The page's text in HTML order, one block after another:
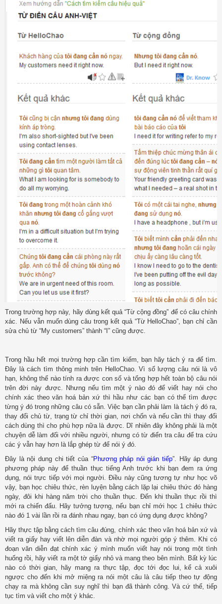
Trong trường hợp này, hãy dùng kết quả “Từ cộng đồng” để có câu chính
xác. Nếu vẫn muốn dùng câu trong kết quả “Từ HelloChao”, bạn chỉ cần
sửa chủ từ “My customers” thành “I” cũng được.
Trong hầu hết mọi trường hợp cần tìm kiếm, bạn hãy tách ý ra để tìm.
Đây là cách tìm thông minh trên HelloChao. Vì số lượng câu nói là vô
hạn, không thể nào tính ra được con số và tổng hợp hết toàn bộ câu nói
trên đời này được. Nhưng nếu tìm một ý nào đó để viết hay nói cho
chính xác theo văn hoá bản xứ thì hầu như các bạn có thể tìm được
từng ý đó trong những câu có sẵn. Việc bạn cần phải làm là tách ý đó ra,
thay đổi chủ từ, trạng từ chỉ thời gian, nơi chốn và nếu cần thì thay đổi
cách dùng thì cho phù hợp nữa là được. Dĩ nhiên đây không phải là một
chuyện dễ làm đối với nhiều người, nhưng có từ điển tra câu để tra cứu
các ý vẫn hay hơn là lắp ghép từ để nói ý đó.
Đây là nội dung chi tiết của “Phương pháp nói gián tiếp”. Hãy áp dụng
phương pháp này để thuần thục tiếng Anh trước khi bạn đem ra ứng
dụng, nói trực tiếp với mọi người. Điều này cũng tương tự như học võ
vậy, bạn học chiêu thức, rèn luyện bằng cách lặp lại chiêu thức đó hàng
ngày, đôi khi hàng năm trời cho thuần thục. Đến khi thuần thục rồi thì
mới ra chiến đấu. Hãy tưởng tượng, nếu bạn chỉ mới học 1 chiêu thức
nào đó 1 vài lần rồi ra đánh nhau ngay, bạn có ứng dụng được không?
Hãy thực tập bằng cách tìm câu đúng, chính xác theo văn hoá bản xứ và
viết ra giấy hay viết lên diễn đàn và nhờ mọi người góp ý thêm. Khi có
đoạn văn diễn đạt chính xác ý mình muốn viết hay nói trong một tình
huống rồi, hãy viết ra một tờ giấy nhỏ và mang theo bên mình. Bất kỳ lúc
nào có thời gian, hãy mang ra thực tập, đọc tới đọc lui, kể cả xuôi
ngược cho đến khi mở miệng ra nói một câu là câu tiếp theo tự động
chạy ra mà không cần suy nghĩ thì bạn đã thành công. Và cứ thế, tiếp
tục tìm và viết cho một ý khác.